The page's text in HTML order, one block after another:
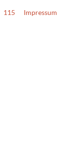
115 Impressum